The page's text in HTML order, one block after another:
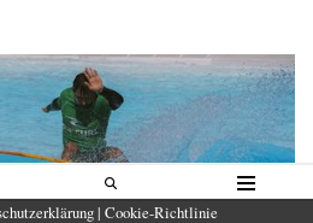
SUCHE
| Cookie-Richtlinie